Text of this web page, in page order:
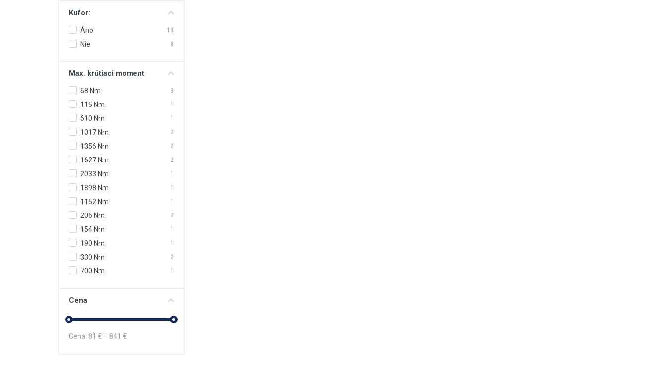
Kufor:
Áno 13
Nie 8
Max. krútiaci moment
68 Nm 3
115 Nm 1
610 Nm 1
1017 Nm 2
1356 Nm 2
1627 Nm 2
2033 Nm 1
1898 Nm 1
1152 Nm 1
206 Nm 2
154 Nm 1
190 Nm 1
330 Nm 2
700 Nm 1
Cena
Cena: 81 € – 841 €